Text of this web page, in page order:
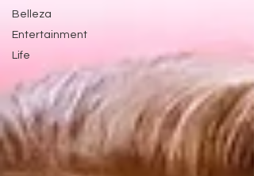
Belleza
Entertainment
Life